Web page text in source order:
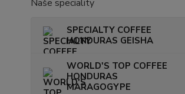
Naše speciality
SPECIALTY COFFEE
HONDURAS GEISHA
WORLD'S TOP COFFEE
HONDURAS
MARAGOGYPE